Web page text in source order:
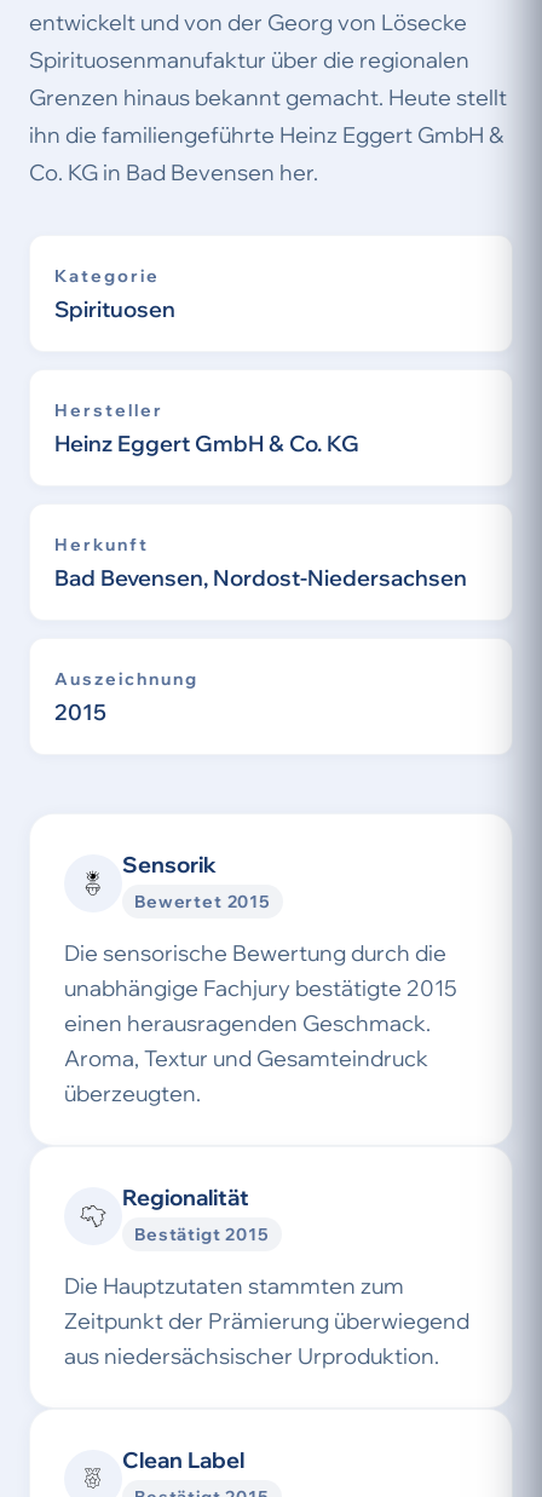
entwickelt und von der Georg von Lösecke
Spirituosenmanufaktur über die regionalen
Grenzen hinaus bekannt gemacht. Heute stellt
ihn die familiengeführte Heinz Eggert GmbH &
Co. KG in Bad Bevensen her.
Kategorie
Spirituosen
Hersteller
Heinz Eggert GmbH & Co. KG
Herkunft
Bad Bevensen, Nordost-Niedersachsen
Auszeichnung
2015
Sensorik
Bewertet 2015
Die sensorische Bewertung durch die
unabhängige Fachjury bestätigte 2015
einen herausragenden Geschmack.
Aroma, Textur und Gesamteindruck
überzeugten.
Regionalität
Bestätigt 2015
Die Hauptzutaten stammten zum
Zeitpunkt der Prämierung überwiegend
aus niedersächsischer Urproduktion.
Clean Label